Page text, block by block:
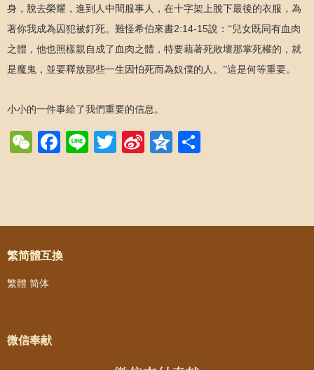
身，脫去榮耀，進到人中間服事人，在十字架上脫下最後的衣服，為
著你我成為囚犯被釘死。難怪希伯來書2:14-15說：“兒女既同有血肉
之體，他也照樣親自成了血肉之體，特要藉著死敗壞那掌死權的，就
是魔鬼，並要釋放那些一生因怕死而為奴僕的人。”這是何等重要。
小小的一件事給了我們重要的信息。
WeChat
Facebook
LineTwitter
SinaQzone
Post navigation
繁简體互換
繁體 简体
微信奉献